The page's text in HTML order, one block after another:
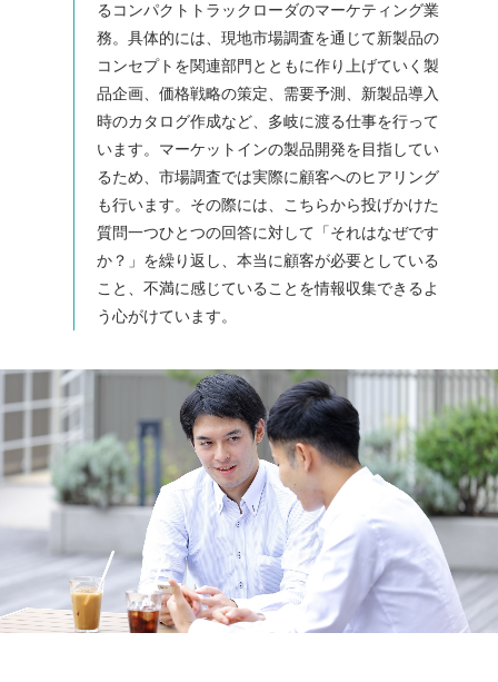
るコンパクトトラックローダのマーケティング業
務。具体的には、現地市場調査を通じて新製品の
コンセプトを関連部門とともに作り上げていく製
品企画、価格戦略の策定、需要予測、新製品導入
時のカタログ作成など、多岐に渡る仕事を行って
います。マーケットインの製品開発を目指してい
るため、市場調査では実際に顧客へのヒアリング
も行います。その際には、こちらから投げかけた
質問一つひとつの回答に対して「それはなぜです
か？」を繰り返し、本当に顧客が必要としている
こと、不満に感じていることを情報収集できるよ
う心がけています。